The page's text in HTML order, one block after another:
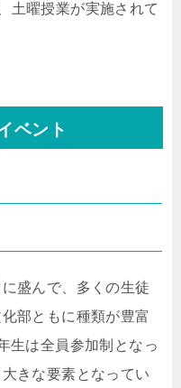
土曜授業が実施されて
ベント
盛んで、多くの生徒
部ともに種類が豊富
生は全員参加制となっ
きな要素となってい